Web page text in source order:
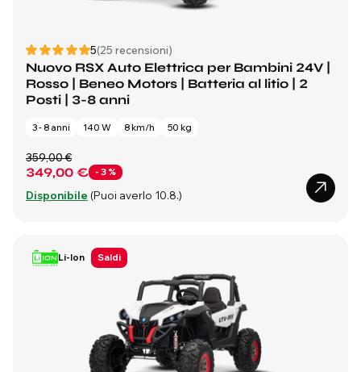
5(25 recensioni)
Nuovo RSX Auto Elettrica per Bambini 24V |
Rosso | Beneo Motors | Batteria al litio | 2
Posti | 3-8 anni
3 - 8 anni 140 W 8 km/h 50 kg
349,00 € - 3 %
359,00 €
Disponibile (Puoi averlo 10.8.)
Li-Ion Saldi